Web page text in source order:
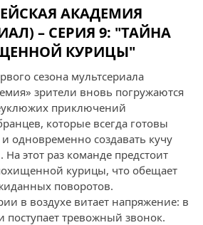
АКАДЕМИЯ
– СЕРИЯ 9: "ТАЙНА
КУРИЦЫ"
сезона мультсериала
зрители вновь погружаются
приключений
которые всегда готовы
одновременно создавать кучу
этот раз команде предстоит
курицы, что обещает
поворотов.
в воздухе витает напряжение: в
поступает тревожный звонок.